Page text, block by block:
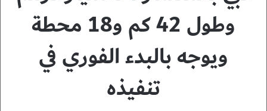
وطول 42 كم و18 محطة
ويوجه بالبدء الفوري في
تنفيذه